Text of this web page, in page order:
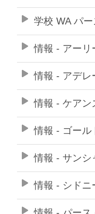
学校 WA パ
情報 - アーリ
情報 - アデレ
情報 - ケアン
情報 - ゴール
情報 - サンシ
情報 - シドニ